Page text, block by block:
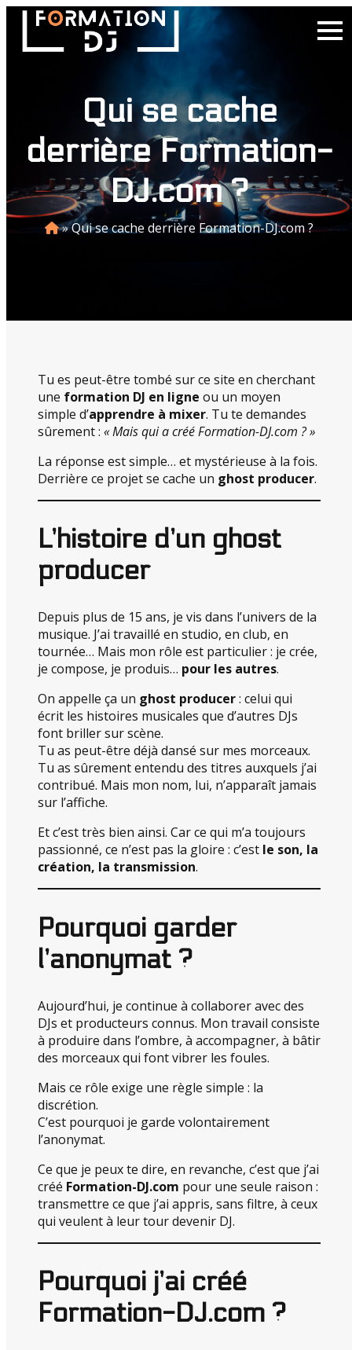
Qui se cache
derrière Formation-
DJ.com ?
»Qui se cache derrière Formation-DJ.com ?
Tu es peut-être tombé sur ce site en cherchant
une formation DJ en ligne ou un moyen
simple d’apprendre à mixer. Tu te demandes
sûrement : « Mais qui a créé Formation-DJ.com ? »
La réponse est simple… et mystérieuse à la fois.
Derrière ce projet se cache un ghost producer.
L’histoire d’un ghost
producer
Depuis plus de 15 ans, je vis dans l’univers de la
musique. J’ai travaillé en studio, en club, en
tournée… Mais mon rôle est particulier : je crée,
je compose, je produis… pour les autres.
On appelle ça un ghost producer: celui qui
écrit les histoires musicales que d’autres DJs
font briller sur scène.
Tu as peut-être déjà dansé sur mes morceaux.
Tu as sûrement entendu des titres auxquels j’ai
contribué. Mais mon nom, lui, n’apparaît jamais
sur l’affiche.
Et c’est très bien ainsi. Car ce qui m’a toujours
passionné, ce n’est pas la gloire : c’est le son, la
création, la transmission.
Pourquoi garder
l’anonymat ?
Aujourd’hui, je continue à collaborer avec des
DJs et producteurs connus. Mon travail consiste
à produire dans l’ombre, à accompagner, à bâtir
des morceaux qui font vibrer les foules.
Mais ce rôle exige une règle simple : la
discrétion.
C’est pourquoi je garde volontairement
l’anonymat.
Ce que je peux te dire, en revanche, c’est que j’ai
créé Formation-DJ.com pour une seule raison :
transmettre ce que j’ai appris, sans filtre, à ceux
qui veulent à leur tour devenir DJ.
Pourquoi j’ai créé
Formation-DJ.com ?